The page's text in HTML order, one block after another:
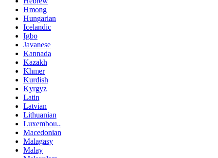
Hmong
Hungarian
Icelandic
Igbo
Javanese
Kannada
Kazakh
Khmer
Kurdish
Kyrgyz
Latin
Latvian
Lithuanian
Luxembou..
Macedonian
Malagasy
Malay